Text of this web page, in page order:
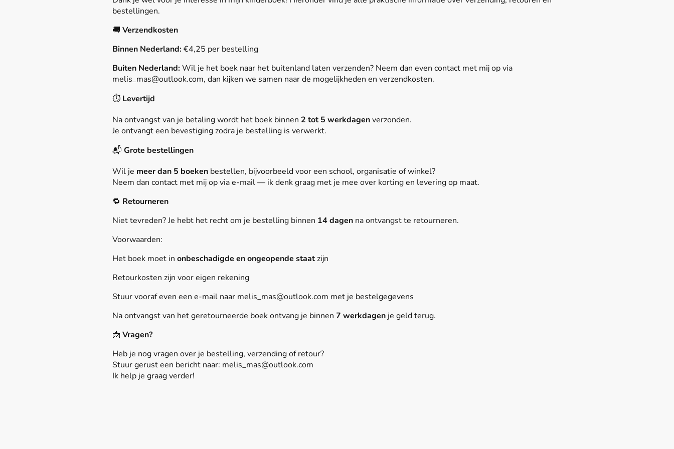
bestellingen.
🚚 Verzendkosten
Binnen Nederland:€4,25 per bestelling
Buiten Nederland:Wil je het boek naar het buitenland laten verzenden? Neem dan even contact met mij op via
melis_mas@outlook.com, dan kijken we samen naar de mogelijkheden en verzendkosten.
⏱️ Levertijd
Na ontvangst van je betaling wordt het boek binnen 2 tot 5 werkdagenverzonden.
Je ontvangt een bevestiging zodra je bestelling is verwerkt.
📬 Grote bestellingen
Wil je meer dan 5 boeken bestellen, bijvoorbeeld voor een school, organisatie of winkel?
Neem dan contact met mij op via e‑mail — ik denk graag met je mee over korting en levering op maat.
🔁 Retourneren
Niet tevreden? Je hebt het recht om je bestelling binnen 14 dagen na ontvangst te retourneren.
Voorwaarden:
Het boek moet in onbeschadigde en ongeopende staatzijn
Retourkosten zijn voor eigen rekening
Stuur vooraf even een e‑mail naar melis_mas@outlook.com met je bestelgegevens
Na ontvangst van het geretourneerde boek ontvang je binnen 7 werkdagen je geld terug.
📩 Vragen?
Heb je nog vragen over je bestelling, verzending of retour?
Stuur gerust een bericht naar: melis_mas@outlook.com
Ik help je graag verder!